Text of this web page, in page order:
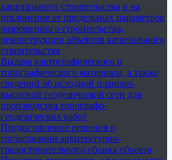
капитального строительства и на
отклонение от предельных параметров
разрешенного строительства,
реконструкции объектов капитального
строительства
Выдача картографического и
топографического материала, а также
сведений об исходной планово-
высотной геодезической сети для
производства топографо-
геодезических работ
Предоставление решения о
согласовании архитектурно-
градостроительного облика объекта